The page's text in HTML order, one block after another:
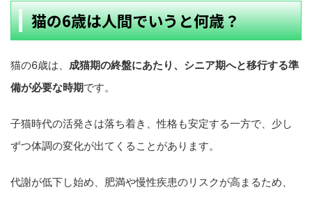
猫の6歳は人間でいうと何歳？
猫の6歳は、 成猫期の終盤にあたり、シニア期へと移行する準
備が必要な時期です。
子猫時代の活発さは落ち着き、性格も安定する一方で、少し
ずつ体調の変化が出てくることがあります。
代謝が低下し始め、肥満や慢性疾患のリスクが高まるため、